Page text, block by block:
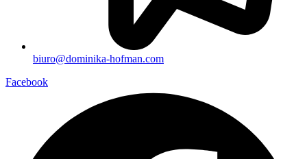
biuro@dominika-hofman.com
Facebook